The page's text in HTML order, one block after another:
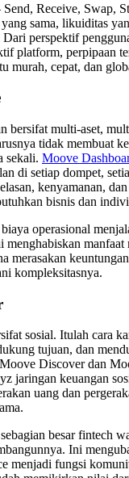
Receive, Swap,
yang sama, likuiditas
perspektif
platform, perpipaan
murah, cepat, dan
bersifat multi-aset,
tidak membuat
sekali. Moove
di setiap dompet,
kenyamanan,
bisnis dan
operasional
menghabiskan
merasakan
kompleksitasnya.
sosial. Itulah cara
tujuan, dan
Discover dan
jaringan keuangan
uang dan
besar fintech
Ini
menjadi fungsi